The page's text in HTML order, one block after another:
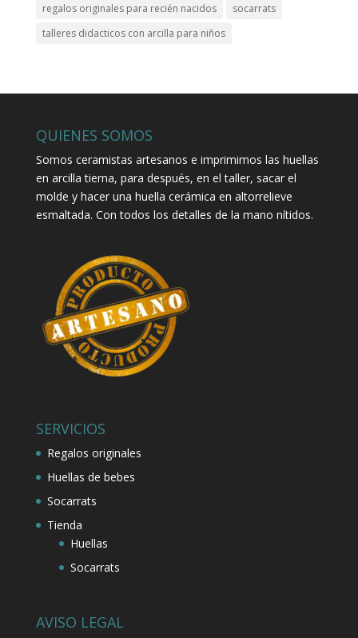
regalos originales para recién nacidos
socarrats
talleres didacticos con arcilla para niños
QUIENES SOMOS
Somos ceramistas artesanos e imprimimos las huellas
en arcilla tierna, para después, en el taller, sacar el
molde y hacer una huella cerámica en altorrelieve
esmaltada. Con todos los detalles de la mano nítidos.
SERVICIOS
Regalos originales
Huellas de bebes
Socarrats
Tienda
Huellas
Socarrats
AVISO LEGAL